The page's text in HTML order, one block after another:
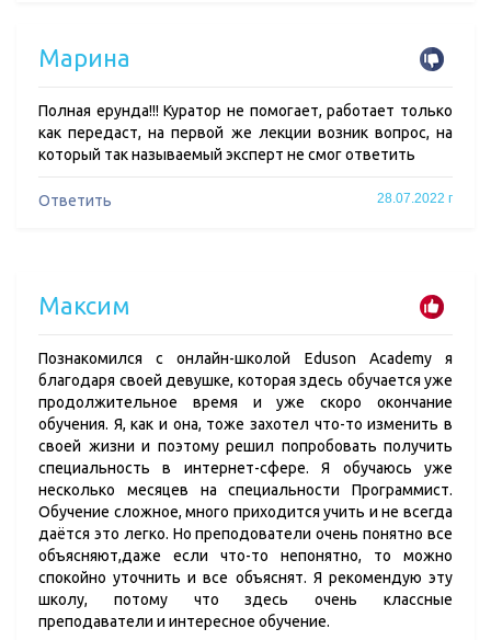
Марина
Полная ерунда!!! Куратор не помогает, работает только
как передаст, на первой же лекции возник вопрос, на
который так называемый эксперт не смог ответить
Ответить 28.07.2022 г
Максим
Познакомился с онлайн-школой Eduson Academy я
благодаря своей девушке, которая здесь обучается уже
продолжительное время и уже скоро окончание
обучения. Я, как и она, тоже захотел что-то изменить в
своей жизни и поэтому решил попробовать получить
специальность в интернет-сфере. Я обучаюсь уже
несколько месяцев на специальности Программист.
Обучение сложное, много приходится учить и не всегда
даётся это легко. Но преподователи очень понятно все
объясняют,даже если что-то непонятно, то можно
спокойно уточнить и все объяснят. Я рекомендую эту
школу, потому что здесь очень классные
преподаватели и интересное обучение.